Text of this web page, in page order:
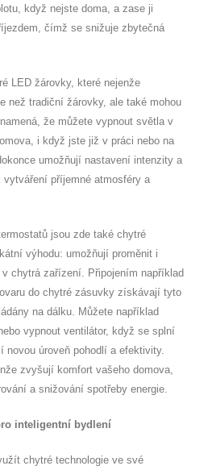
když nejste doma, a zase ji
čímž se snižuje zbytečná
LED žárovky, které nejenže
než tradiční žárovky, ale také mohou
že můžete vypnout světla v
i když jste již v práci nebo na
umožňují nastavení intenzity a
příjemné atmosféry a
jsou zde také chytré
výhodu: umožňují proměnit i
chytrá zařízení. Připojením například
do chytré zásuvky získávají tyto
na dálku. Můžete například
vypnout ventilátor, když se splní
novou úroveň pohodlí a efektivity.
zvyšují komfort vašeho domova,
a snižování spotřeby energie.
inteligentní bydlení
chytré technologie ve své